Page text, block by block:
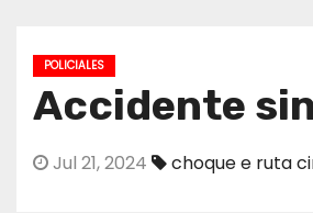
POLICIALES
Accidente
Jul 21, 2024 choque e ruta